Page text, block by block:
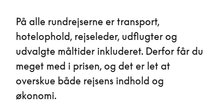
På alle rundrejserne er transport,
hotelophold, rejseleder, udflugter og
udvalgte måltider inkluderet. Derfor får du
meget med i prisen, og det er let at
overskue både rejsens indhold og
økonomi.